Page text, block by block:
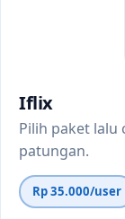
Iflix
Pilih paket
patungan.
Rp 35.000/user